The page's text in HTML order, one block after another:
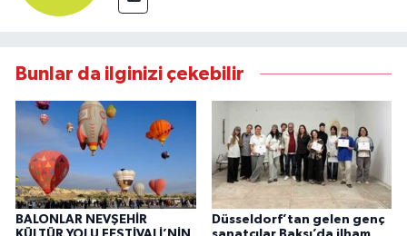
Bunlar da ilginizi çekebilir
BALONLAR NEVŞEHİR
Düsseldorf’tan gelen genç